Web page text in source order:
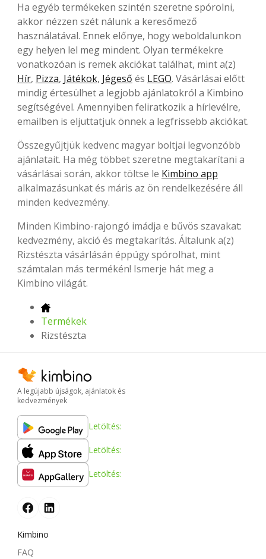
Ha egyéb termékeken szintén szeretne spórolni,
akkor nézzen szét nálunk a keresőmező
használatával. Ennek előnye, hogy weboldalunkon
egy helyen lel meg mindent. Olyan termékekre
vonatkozóan is remek akciókat találhat, mint a(z)
Hír, Pizza, Játékok, Jégeső és LEGO. Vásárlásai előtt
mindig értesülhet a legjobb ajánlatokról a Kimbino
segítségével. Amennyiben feliratkozik a hírlevélre,
emailben is eljuttatjuk önnek a legfrissebb akciókat.
Összegyűjtjük kedvenc magyar boltjai legvonzóbb
ajánlatait. Ha még többet szeretne megtakarítani a
vásárlásai során, akkor töltse le Kimbino app
alkalmazásunkat és máris az ön rendelkezésére áll
minden kedvezmény.
Minden Kimbino-rajongó imádja e bűvös szavakat:
kedvezmény, akció és megtakarítás. Általunk a(z)
Rizstészta vásárlásán éppúgy spórolhat, mint
számtalan más termékén! Ismerje hát meg a
Kimbino világát.
Termékek
Rizstészta
A legújabb újságok, ajánlatok és
kedvezmények
Letöltés:
Letöltés:
Letöltés:
Kimbino
FAQ